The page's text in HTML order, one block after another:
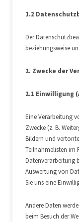
1.2
Der
beziehungsweise
2. Zwecke der
2.1 Einwilligung
Eine Verarbeitung
Zwecke (z. B.
Bildern und
Teilnahmelisten im
Datenverarbeitung
Auswertung von
Sie uns eine
Andere Daten
beim Besuch der